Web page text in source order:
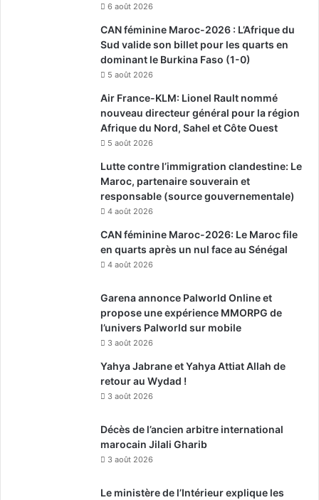
6 août 2026
CAN féminine Maroc-2026 : L’Afrique du
Sud valide son billet pour les quarts en
dominant le Burkina Faso (1-0)
5 août 2026
Air France-KLM: Lionel Rault nommé
nouveau directeur général pour la région
Afrique du Nord, Sahel et Côte Ouest
5 août 2026
Lutte contre l’immigration clandestine: Le
Maroc, partenaire souverain et
responsable (source gouvernementale)
4 août 2026
CAN féminine Maroc-2026: Le Maroc file
en quarts après un nul face au Sénégal
4 août 2026
Garena annonce Palworld Online et
propose une expérience MMORPG de
l’univers Palworld sur mobile
3 août 2026
Yahya Jabrane et Yahya Attiat Allah de
retour au Wydad !
3 août 2026
Décès de l’ancien arbitre international
marocain Jilali Gharib
3 août 2026
Le ministère de l’Intérieur explique les